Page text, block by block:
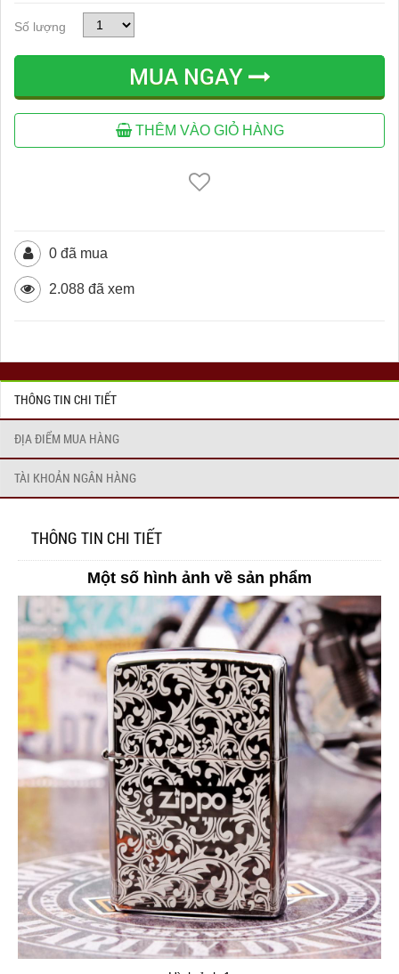
Số lượng
MUA NGAY
THÊM VÀO GIỎ HÀNG
0 đã mua
2.088 đã xem
THÔNG TIN CHI TIẾT
ĐỊA ĐIỂM MUA HÀNG
TÀI KHOẢN NGÂN HÀNG
THÔNG TIN CHI TIẾT
Một số hình ảnh về sản phẩm